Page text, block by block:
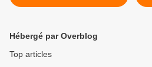
Williams
Hébergé par Overblog
Top articles